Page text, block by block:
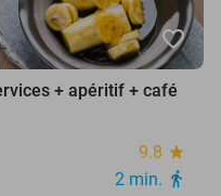
favorite_border
+ apéritif + café
9.8 star
2 min. directions_walk